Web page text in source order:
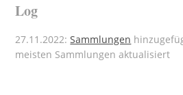
Log
27.11.2022:Sammlungen
meisten Sammlungen aktualisiert